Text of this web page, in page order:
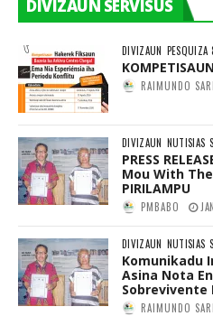
DIVIZAUN SERVISUS
DIVIZAUN
RAIMUNDO
DIVIZAUN NUTISIAS
PRESS
Mou With
PIRILAMPU
PMBABO
DIVIZAUN NUTISIAS
Komunikadu
Asina Nota
Sobrevivente
RAIMUNDO